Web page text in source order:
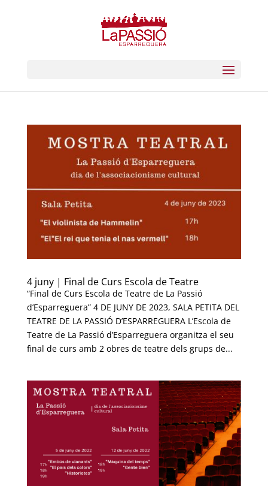
4 juny | Final de Curs Escola de Teatre
“Final de Curs Escola de Teatre de La Passió
d’Esparreguera” 4 DE JUNY DE 2023, SALA PETITA DEL
TEATRE DE LA PASSIÓ D’ESPARREGUERA L’Escola de
Teatre de La Passió d’Esparreguera organitza el seu
final de curs amb 2 obres de teatre dels grups de...